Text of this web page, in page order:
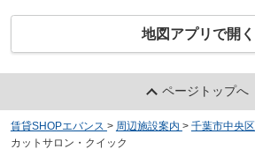
地図アプリで開く
ページトップへ
賃貸SHOPエバンス > 周辺施設案内 > 千葉市中央区
カットサロン・クイック